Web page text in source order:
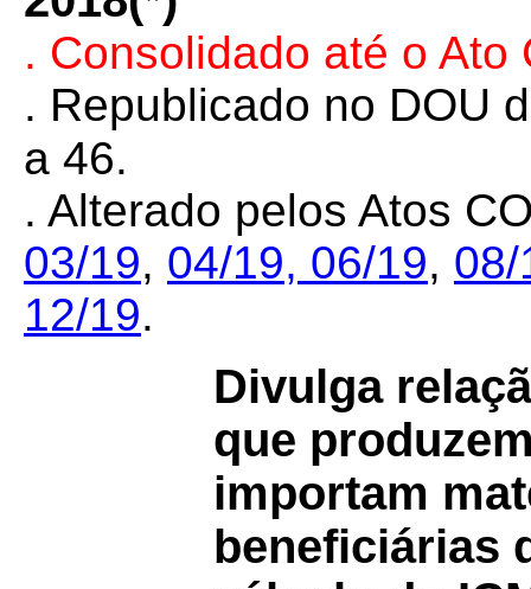
. Consolidado até o Ato
. Republicado no DOU
a 46.
. Alterado pelos Atos
03/19, 04/19, 06/19, 08/
12/19.
Divulga
que
importam
beneficiárias